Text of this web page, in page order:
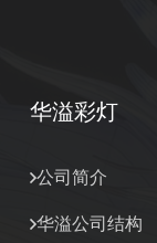
华溢彩灯
公司简介
华溢公司结构